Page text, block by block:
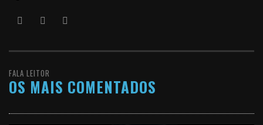
FALA LEITOR
OS MAIS COMENTADOS